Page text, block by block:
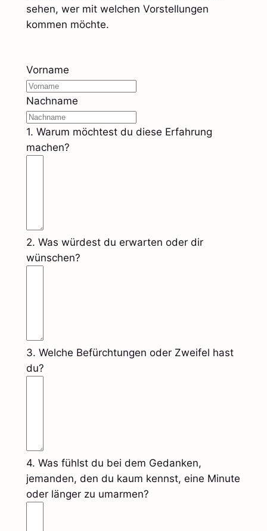
sehen, wer mit welchen Vorstellungen
kommen möchte.
Vorname
Nachname
1. Warum möchtest du diese Erfahrung
machen?
2. Was würdest du erwarten oder dir
wünschen?
3. Welche Befürchtungen oder Zweifel hast
du?
4. Was fühlst du bei dem Gedanken,
jemanden, den du kaum kennst, eine Minute
oder länger zu umarmen?